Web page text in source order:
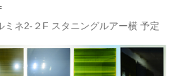
ネ2-２F スタニングルアー横 予定